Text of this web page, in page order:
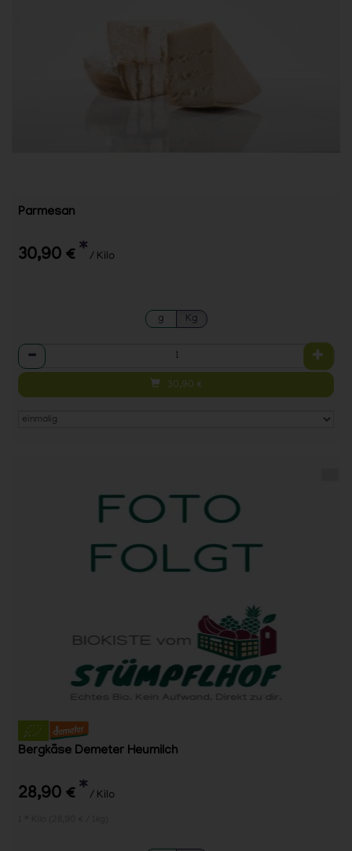
Parmesan
30,90 € * / Kilo
g Kg
Anzahl
30,90 €
Bergkäse Demeter Heumilch
28,90 € * / Kilo